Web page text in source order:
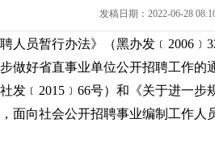
发稿日期：2022-06-28
人员暂行办法》（黑办发 ﹝ 2006 ﹞
做好省直事业单位公开招聘工作的
发 ﹝ 2015 ﹞ 66号）和《关于进一步
面向社会公开招聘事业编制工作人